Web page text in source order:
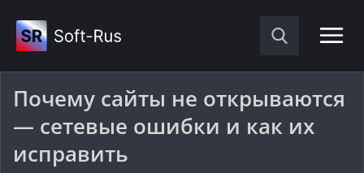
Почему сайты не открываются
— сетевые ошибки и как их
исправить